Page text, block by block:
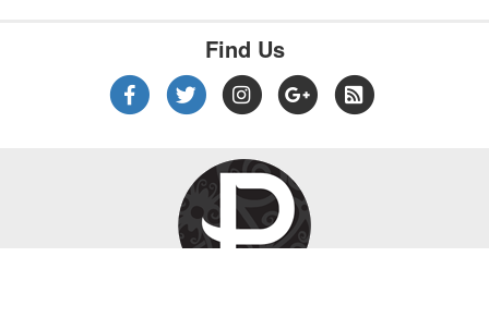
Find Us